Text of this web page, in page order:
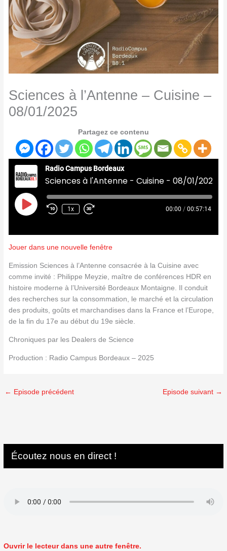
Sciences à l’Antenne – Cuisine –
08/01/2025
Partagez ce contenu
Radio Campus Bordeaux
Sciences à l'Antenne - Cuisine - 08/01/2025
Play
Episode
1x 00:00 / 00:57:14
Jouer dans une nouvelle fenêtre
Emission Sciences à l’Antenne consacrée à la Cuisine avec
comme invité : Philippe Meyzie, maître de conférences HDR en
histoire moderne à l’Université Bordeaux Montaigne. Il conduit
des recherches sur la consommation, le marché et la circulation
des produits, goûts et marchandises dans la France et l’Europe,
de la fin du 17e au début du 19e siècle.
Chroniques par les Dealers de Science
Production : Radio Campus Bordeaux – 2025
← Episode précédent Episode suivant →
Écoutez nous en direct !
Ouvrir le lecteur dans une autre fenêtre.